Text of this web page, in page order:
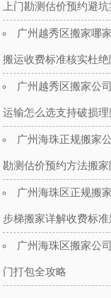
上门勘测估价预约避
广州越秀区搬家哪
搬运收费标准核实杜
广州越秀区搬家公
运输怎么选支持破损
广州海珠正规搬家
勘测估价预约方法搬
广州海珠区正规搬
步梯搬家详解收费标
广州海珠区搬家公
门打包全攻略